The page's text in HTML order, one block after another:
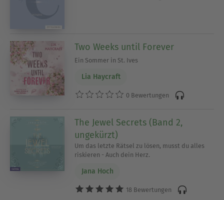
Two Weeks until Forever
Ein Sommer in St. Ives
Lia Haycraft
0 Bewertungen
The Jewel Secrets (Band 2,
ungekürzt)
Um das letzte Rätsel zu lösen, musst du alles
riskieren - Auch dein Herz.
Jana Hoch
18 Bewertungen